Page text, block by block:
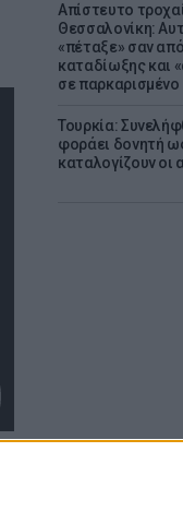
Απίστευτο
Θεσσαλονίκη:
«πέταξε» σαν από
καταδίωξης και
σε παρκαρισμένο
Τουρκία:
φοράει δoνητή
καταλογίζουν οι